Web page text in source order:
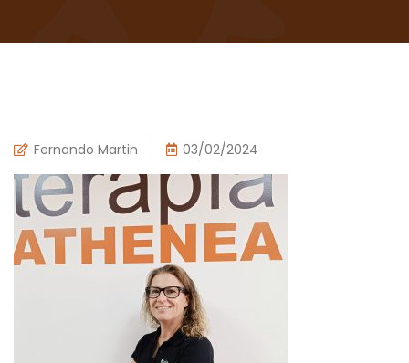
Fernando Martin 03/02/2024